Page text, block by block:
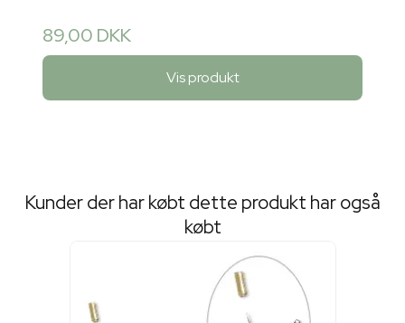
89,00 DKK
Vis produkt
Kunder der har købt dette produkt har også
købt